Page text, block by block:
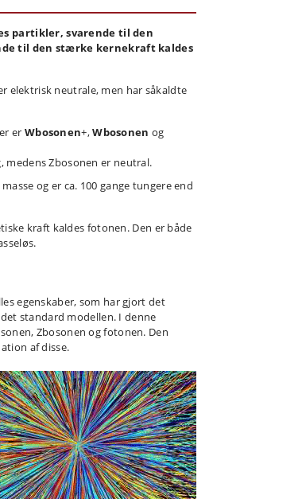
partikler, svarende til den
til den stærke kernekraft kaldes
elektrisk neutrale, men har såkaldte
er Wbosonen+,Wbosonen og
medens Zbosonen er neutral.
og er ca. 100 gange tungere end
kraft kaldes fotonen. Den er både
egenskaber, som har gjort det
standard modellen. I denne
Zbosonen og fotonen. Den
af disse.